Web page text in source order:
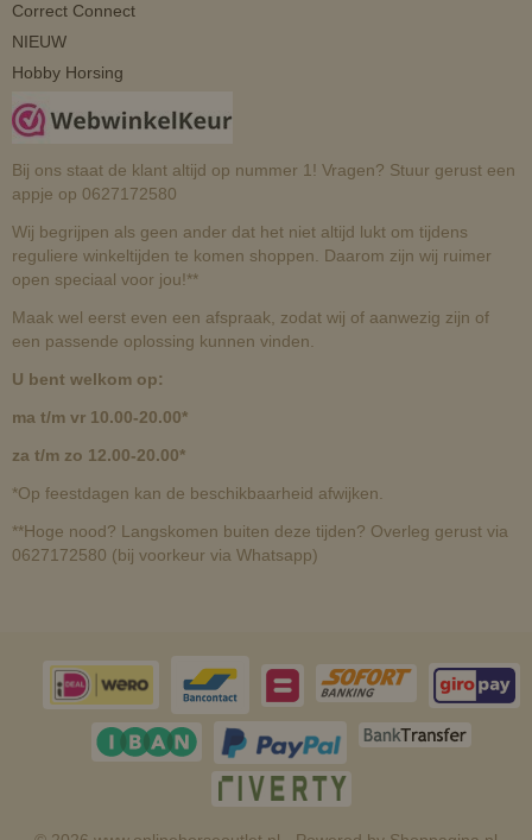
Correct Connect
NIEUW
Hobby Horsing
Bij ons staat de klant altijd op nummer 1! Vragen? Stuur gerust een
appje op 0627172580
Wij begrijpen als geen ander dat het niet altijd lukt om tijdens
reguliere winkeltijden te komen shoppen. Daarom zijn wij ruimer
open speciaal voor jou!**
Maak wel eerst even een afspraak, zodat wij of aanwezig zijn of
een passende oplossing kunnen vinden.
U bent welkom op:
ma t/m vr 10.00-20.00*
za t/m zo 12.00-20.00*
*Op feestdagen kan de beschikbaarheid afwijken.
**Hoge nood? Langskomen buiten deze tijden? Overleg gerust via
0627172580 (bij voorkeur via Whatsapp)